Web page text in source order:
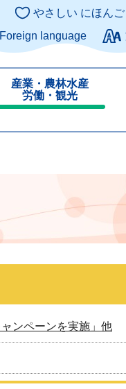
このページ
やさしい にほんご
Foreign language
産業・農林水産
労働・観光
ンペーンを実施」他